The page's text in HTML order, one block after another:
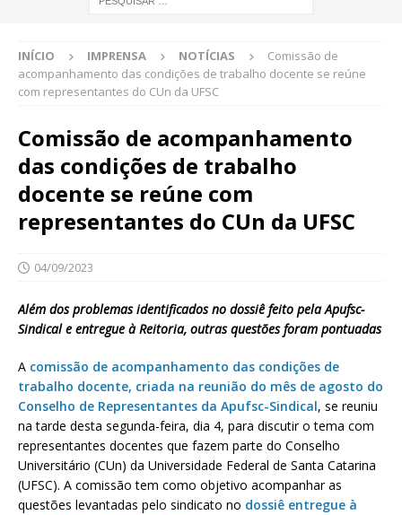
INÍCIO IMPRENSA NOTÍCIAS
Comissão de
acompanhamento das condições de trabalho docente se reúne
com representantes do CUn da UFSC
Comissão de acompanhamento
das condições de trabalho
docente se reúne com
representantes do CUn da UFSC
04/09/2023
Além dos problemas identificados no dossiê feito pela Apufsc-
Sindical e entregue à Reitoria, outras questões foram pontuadas
A comissão de acompanhamento das condições de
trabalho docente, criada na reunião do mês de agosto do
Conselho de Representantes da Apufsc-Sindical, se reuniu
na tarde desta segunda-feira, dia 4, para discutir o tema com
representantes docentes que fazem parte do Conselho
Universitário (CUn) da Universidade Federal de Santa Catarina
(UFSC). A comissão tem como objetivo acompanhar as
questões levantadas pelo sindicato no dossiê entregue à